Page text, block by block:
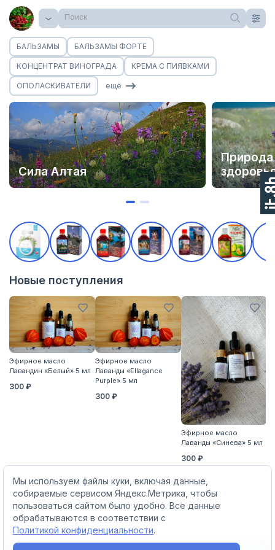
Поиск
БАЛЬЗАМЫ БАЛЬЗАМЫ ФОРТЕ
КОНЦЕНТРАТ ВИНОГРАДА КРЕМА С ПИЯВКАМИ
ОПОЛАСКИВАТЕЛИ ещё
Сила Алтая
Природа
Новые поступления
Эфирное масло
Лавандин «Белый» 5 мл
300 ₽
Эфирное масло
Лаванды «Ellagance
Purple» 5 мл
300 ₽
Эфирное масло
Лаванды «Синева» 5 мл
300 ₽
Мы используем файлы куки, включая данные,
собираемые сервисом Яндекс.Метрика, чтобы
пользоваться сайтом было удобно. Все данные
обрабатываются в соответствии с
Политикой конфиденциальности.